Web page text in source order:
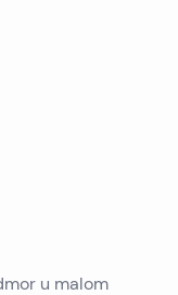
u malom